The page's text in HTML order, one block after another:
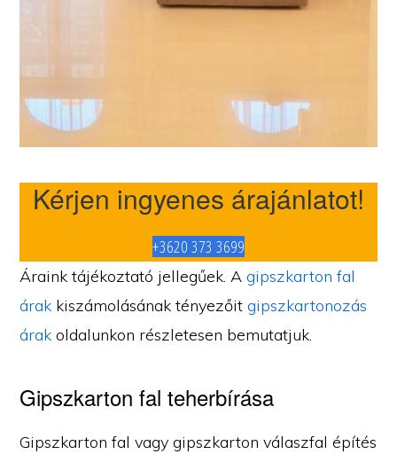
Kérjen ingyenes árajánlatot!
+3620 373 3699
Áraink tájékoztató jellegűek. Agipszkarton fal
árak kiszámolásának tényezőitgipszkartonozás
árak oldalunkon részletesen bemutatjuk.
Gipszkarton fal teherbírása
Gipszkarton fal vagy gipszkarton válaszfal építés